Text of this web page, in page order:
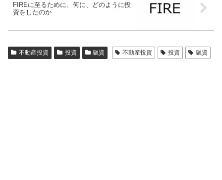
FIREに至るために、何に、どのように投
資をしたのか
不動産投資 投資 融資 不動産投資 投資 融資